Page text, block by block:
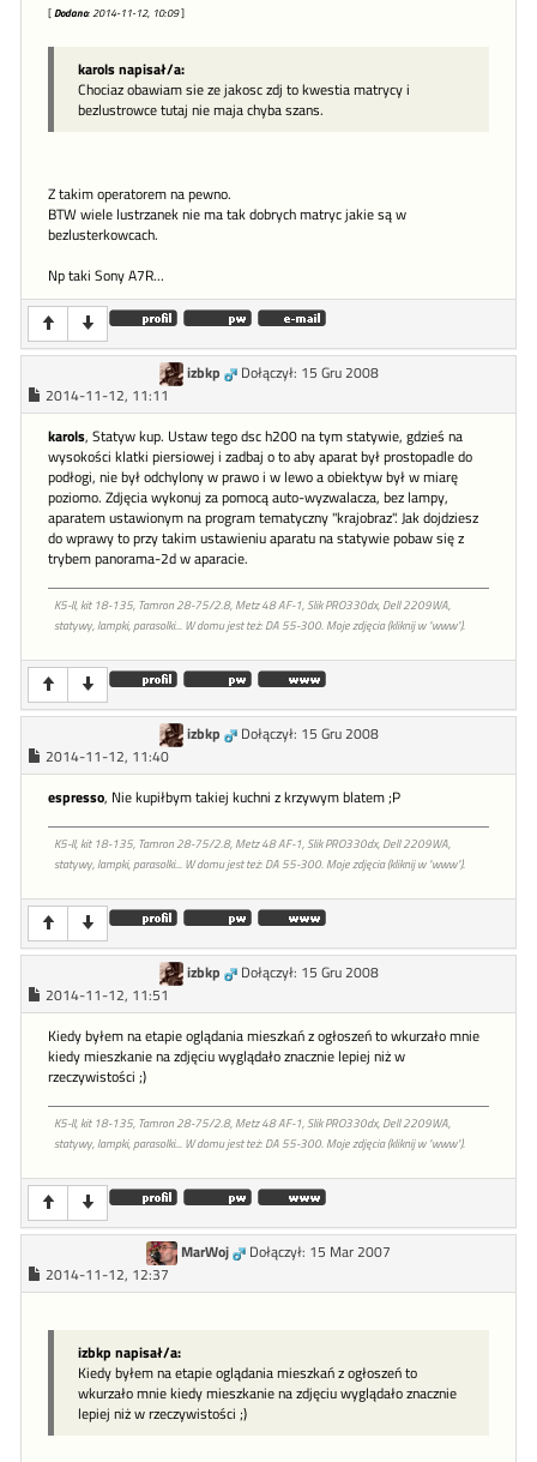
[Dodano: 2014-11-12, 10:09]
karols napisał/a:
Chociaz obawiam sie ze jakosc zdj to kwestia matrycy i
bezlustrowce tutaj nie maja chyba szans.
Z takim operatorem na pewno.
BTW wiele lustrzanek nie ma tak dobrych matryc jakie są w
bezlusterkowcach.
Np taki Sony A7R...
izbkp
Dołączył: 15 Gru 2008
2014-11-12, 11:11
karols, Statyw kup. Ustaw tego dsc h200 na tym statywie, gdzieś na
wysokości klatki piersiowej i zadbaj o to aby aparat był prostopadle do
podłogi, nie był odchylony w prawo i w lewo a obiektyw był w miarę
poziomo. Zdjęcia wykonuj za pomocą auto-wyzwalacza, bez lampy,
aparatem ustawionym na program tematyczny "krajobraz". Jak dojdziesz
do wprawy to przy takim ustawieniu aparatu na statywie pobaw się z
trybem panorama-2d w aparacie.
K5-II, kit 18-135, Tamron 28-75/2.8, Metz 48 AF-1, Slik PRO330dx, Dell 2209WA,
statywy, lampki, parasolki... W domu jest też: DA 55-300. Moje zdjęcia (kliknij w "www").
izbkp
Dołączył: 15 Gru 2008
2014-11-12, 11:40
espresso, Nie kupiłbym takiej kuchni z krzywym blatem ;P
K5-II, kit 18-135, Tamron 28-75/2.8, Metz 48 AF-1, Slik PRO330dx, Dell 2209WA,
statywy, lampki, parasolki... W domu jest też: DA 55-300. Moje zdjęcia (kliknij w "www").
izbkp
Dołączył: 15 Gru 2008
2014-11-12, 11:51
Kiedy byłem na etapie oglądania mieszkań z ogłoszeń to wkurzało mnie
kiedy mieszkanie na zdjęciu wyglądało znacznie lepiej niż w
rzeczywistości ;)
K5-II, kit 18-135, Tamron 28-75/2.8, Metz 48 AF-1, Slik PRO330dx, Dell 2209WA,
statywy, lampki, parasolki... W domu jest też: DA 55-300. Moje zdjęcia (kliknij w "www").
MarWoj
Dołączył: 15 Mar 2007
2014-11-12, 12:37
izbkp napisał/a:
Kiedy byłem na etapie oglądania mieszkań z ogłoszeń to
wkurzało mnie kiedy mieszkanie na zdjęciu wyglądało znacznie
lepiej niż w rzeczywistości ;)